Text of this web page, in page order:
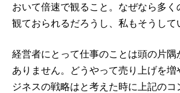
おいて倍速で観ること。なぜなら多く
観ておられるだろうし、私もそうして
経営者にとって仕事のことは頭の片隅
ありません。どうやって売り上げを増
ジネスの戦略はと考えた時に上記のコ